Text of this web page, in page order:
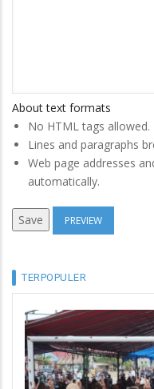
About text formats
No HTML tags allowed.
Lines and paragraphs
Web page addresses
automatically.
TERPOPULER